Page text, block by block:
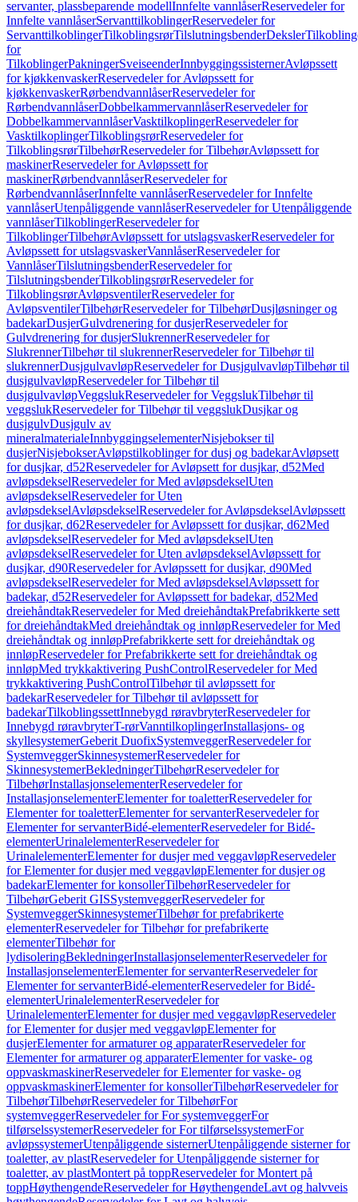
servanter, plassbeparende modellInnfelte vannlåserReservedeler for
Innfelte vannlåserServanttilkoblingerReservedeler for
ServanttilkoblingerTilkoblingsrørTilslutningsbenderDeksler
for
TilkoblingerPakningerSveiseenderInnbyggingssisternerAvløpssett
for kjøkkenvaskerReservedeler for Avløpssett for
kjøkkenvaskerRørbendvannlåserReservedeler for
RørbendvannlåserDobbelkammervannlåserReservedeler for
DobbelkammervannlåserVasktilkoplingerReservedeler for
VasktilkoplingerTilkoblingsrørReservedeler for
TilkoblingsrørTilbehørReservedeler for TilbehørAvløpssett for
maskinerReservedeler for Avløpssett for
maskinerRørbendvannlåserReservedeler for
RørbendvannlåserInnfelte vannlåserReservedeler for Innfelte
vannlåserUtenpåliggende vannlåserReservedeler for Utenpåliggende
vannlåserTilkoblingerReservedeler for
TilkoblingerTilbehørAvløpssett for utslagsvaskerReservedeler for
Avløpssett for utslagsvaskerVannlåserReservedeler for
VannlåserTilslutningsbenderReservedeler for
TilslutningsbenderTilkoblingsrørReservedeler for
TilkoblingsrørAvløpsventilerReservedeler for
AvløpsventilerTilbehørReservedeler for TilbehørDusjløsninger og
badekarDusjerGulvdrenering for dusjerReservedeler for
Gulvdrenering for dusjerSlukrennerReservedeler for
SlukrennerTilbehør til slukrennerReservedeler for Tilbehør til
slukrennerDusjgulvavløpReservedeler for DusjgulvavløpTilbehør til
dusjgulvavløpReservedeler for Tilbehør til
dusjgulvavløpVeggslukReservedeler for VeggslukTilbehør til
veggslukReservedeler for Tilbehør til veggslukDusjkar og
dusjgulvDusjgulv av
mineralmaterialeInnbyggingselementerNisjebokser til
dusjerNisjebokserAvløpstilkoblinger for dusj og badekarAvløpsett
for dusjkar, d52Reservedeler for Avløpsett for dusjkar, d52Med
avløpsdekselReservedeler for Med avløpsdekselUten
avløpsdekselReservedeler for Uten
avløpsdekselAvløpsdekselReservedeler for AvløpsdekselAvløpssett
for dusjkar, d62Reservedeler for Avløpssett for dusjkar, d62Med
avløpsdekselReservedeler for Med avløpsdekselUten
avløpsdekselReservedeler for Uten avløpsdekselAvløpssett for
dusjkar, d90Reservedeler for Avløpssett for dusjkar, d90Med
avløpsdekselReservedeler for Med avløpsdekselAvløpssett for
badekar, d52Reservedeler for Avløpssett for badekar, d52Med
dreiehåndtakReservedeler for Med dreiehåndtakPrefabrikkerte sett
for dreiehåndtakMed dreiehåndtak og innløpReservedeler for Med
dreiehåndtak og innløpPrefabrikkerte sett for dreiehåndtak og
innløpReservedeler for Prefabrikkerte sett for dreiehåndtak og
innløpMed trykkaktivering PushControlReservedeler for Med
trykkaktivering PushControlTilbehør til avløpssett for
badekarReservedeler for Tilbehør til avløpssett for
badekarTilkoblingssettInnebygd røravbryterReservedeler for
Innebygd røravbryterT-rørVanntilkoplingerInstallasjons- og
skyllesystemerGeberit DuofixSystemveggerReservedeler for
SystemveggerSkinnesystemerReservedeler for
SkinnesystemerBekledningerTilbehørReservedeler for
TilbehørInstallasjonselementerReservedeler for
InstallasjonselementerElementer for toaletterReservedeler for
Elementer for toaletterElementer for servanterReservedeler for
Elementer for servanterBidé-elementerReservedeler for Bidé-
elementerUrinalelementerReservedeler for
UrinalelementerElementer for dusjer med veggavløpReservedeler
for Elementer for dusjer med veggavløpElementer for dusjer og
badekarElementer for konsollerTilbehørReservedeler for
TilbehørGeberit GISSystemveggerReservedeler for
SystemveggerSkinnesystemerTilbehør for prefabrikerte
elementerReservedeler for Tilbehør for prefabrikerte
elementerTilbehør for
lydisoleringBekledningerInstallasjonselementerReservedeler for
InstallasjonselementerElementer for servanterReservedeler for
Elementer for servanterBidé-elementerReservedeler for Bidé-
elementerUrinalelementerReservedeler for
UrinalelementerElementer for dusjer med veggavløpReservedeler
for Elementer for dusjer med veggavløpElementer for
dusjerElementer for armaturer og apparaterReservedeler for
Elementer for armaturer og apparaterElementer for vaske- og
oppvaskmaskinerReservedeler for Elementer for vaske- og
oppvaskmaskinerElementer for konsollerTilbehørReservedeler for
TilbehørTilbehørReservedeler for TilbehørFor
systemveggerReservedeler for For systemveggerFor
tilførselssystemerReservedeler for For tilførselssystemerFor
avløpssystemerUtenpåliggende sisternerUtenpåliggende sisterner for
toaletter, av plastReservedeler for Utenpåliggende sisterner for
toaletter, av plastMontert på toppReservedeler for Montert på
toppHøythengendeReservedeler for HøythengendeLavt og halvveis